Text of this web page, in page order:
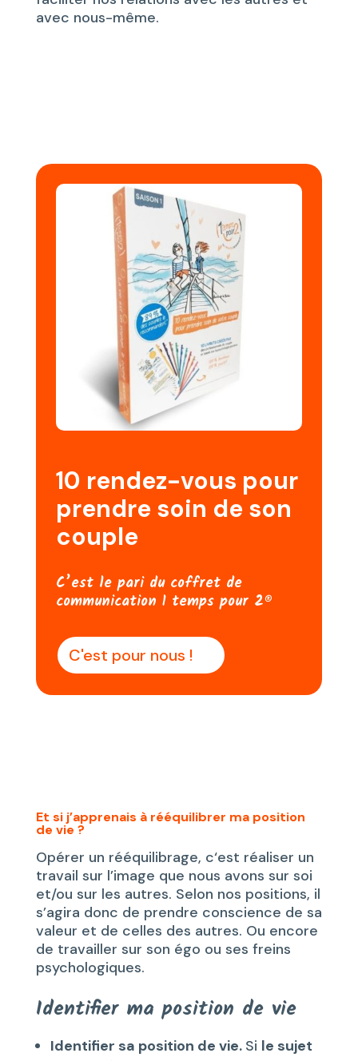
avec nous-même.
10 rendez-vous pour
prendre soin de son
couple
C’est le pari du coffret de
communication 1 temps pour 2®
C'est pour nous !
Et si j’apprenais à rééquilibrer ma position
de vie ?
Opérer un rééquilibrage, c‘est réaliser un
travail sur l’image que nous avons sur soi
et/ou sur les autres. Selon nos positions, il
s’agira donc de prendre conscience de sa
valeur et de celles des autres. Ou encore
de travailler sur son égo ou ses freins
psychologiques.
Identifier ma position de vie
Identifier sa position de vie. Si le sujet